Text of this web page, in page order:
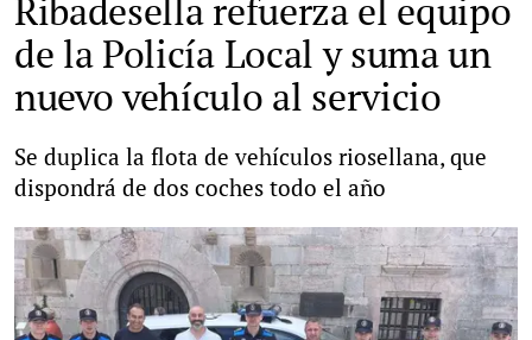
Ribadesella refuerza el equipo
de la Policía Local y suma un
nuevo vehículo al servicio
Se duplica la flota de vehículos riosellana, que
dispondrá de dos coches todo el año